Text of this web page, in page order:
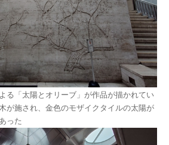
る「太陽とオリーブ」が作品が描かれてい
が施され、金色のモザイクタイルの太陽が
った